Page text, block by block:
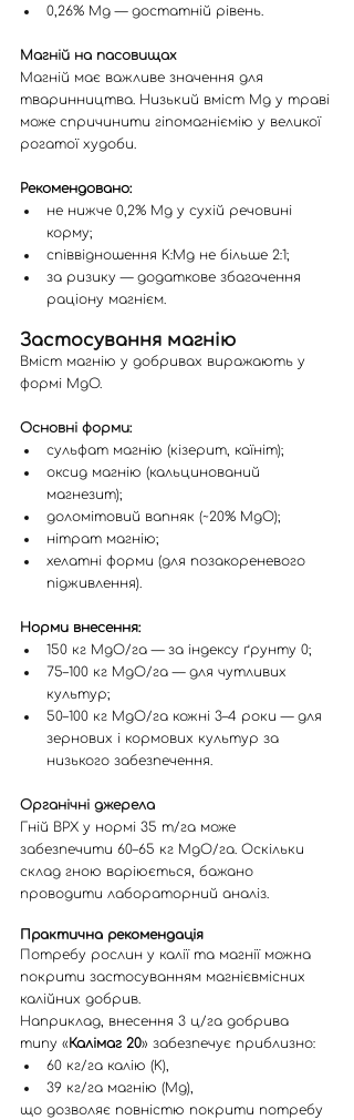
0,26% Mg — достатній рівень.
Магній на пасовищах
Магній має важливе значення для
тваринництва. Низький вміст Mg у траві
може спричинити гіпомагніємію у великої
рогатої худоби.
Рекомендовано:
не нижче 0,2% Mg у сухій речовині
корму;
співвідношення K:Mg не більше 2:1;
за ризику — додаткове збагачення
раціону магнієм.
Застосування магнію
Вміст магнію у добривах виражають у
формі MgO.
Основні форми:
сульфат магнію (кізерит, каїніт);
оксид магнію (кальцинований
магнезит);
доломітовий вапняк (~20% MgO);
нітрат магнію;
хелатні форми (для позакореневого
підживлення).
Норми внесення:
150 кг MgO/га — за індексу ґрунту 0;
75–100 кг MgO/га — для чутливих
культур;
50–100 кг MgO/га кожні 3–4 роки — для
зернових і кормових культур за
низького забезпечення.
Органічні джерела
Гній ВРХ у нормі 35 т/га може
забезпечити 60–65 кг MgO/га. Оскільки
склад гною варіюється, бажано
проводити лабораторний аналіз.
Практична рекомендація
Потребу рослин у калії та магнії можна
покрити застосуванням магнієвмісних
калійних добрив.
Наприклад, внесення 3 ц/га добрива
типу «Калімаг 20» забезпечує приблизно:
60 кг/га калію (K),
39 кг/га магнію (Mg),
що дозволяє повністю покрити потребу